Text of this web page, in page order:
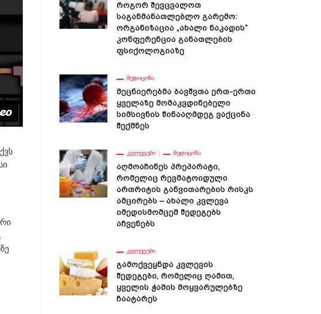
Როგორ Შევცვალოთ
Საგანმანათლებლო Გარემო:
Ორგანიზაცია „ახალი Ნაკადის“
Კონფერენცია Განათლების
Ფსიქოლოგიაზე
ᲛᲔᲓᲘᲪᲘᲜᲐ
Მეცნიერებმა Ბავშვთა Ერთ-Ერთი
Ყველაზე Მომაკვდინებელი
Სიმსივნის Წინააღმდეგ Ვაქცინა
Შექმნეს
ᲙᲕᲚᲔᲕᲔᲑᲘ ᲛᲔᲓᲘᲪᲘᲜᲐ
Აღმოაჩინეს Პრეპარატი,
Რომელიც Რევმატოიდული
Ართრიტის Განვითარების Რისკს
Ამცირებს – Ახალი Კვლევა
Იმედისმომცემ Შედეგებს
Აჩვენებს
ᲙᲕᲚᲔᲕᲔᲑᲘ
Გამოქვეყნდა Კვლევის
Შედეგები, Რომელიც Ღამით,
Ყველის Ჭამის Მოყვარულებზე
Ჩაატარეს